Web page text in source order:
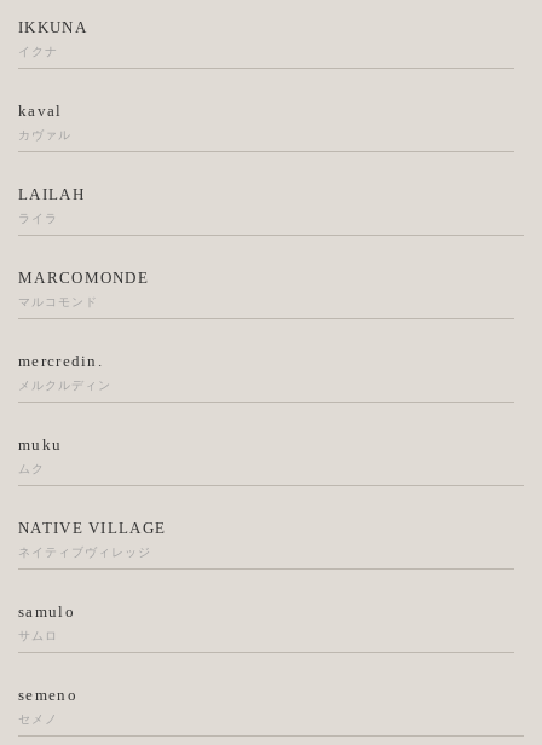
IKKUNA
イクナ
kaval
カヴァル
LAILAH
ライラ
MARCOMONDE
マルコモンド
mercredin.
メルクルディン
muku
ムク
NATIVE VILLAGE
ネイティブヴィレッジ
samulo
サムロ
semeno
セメノ